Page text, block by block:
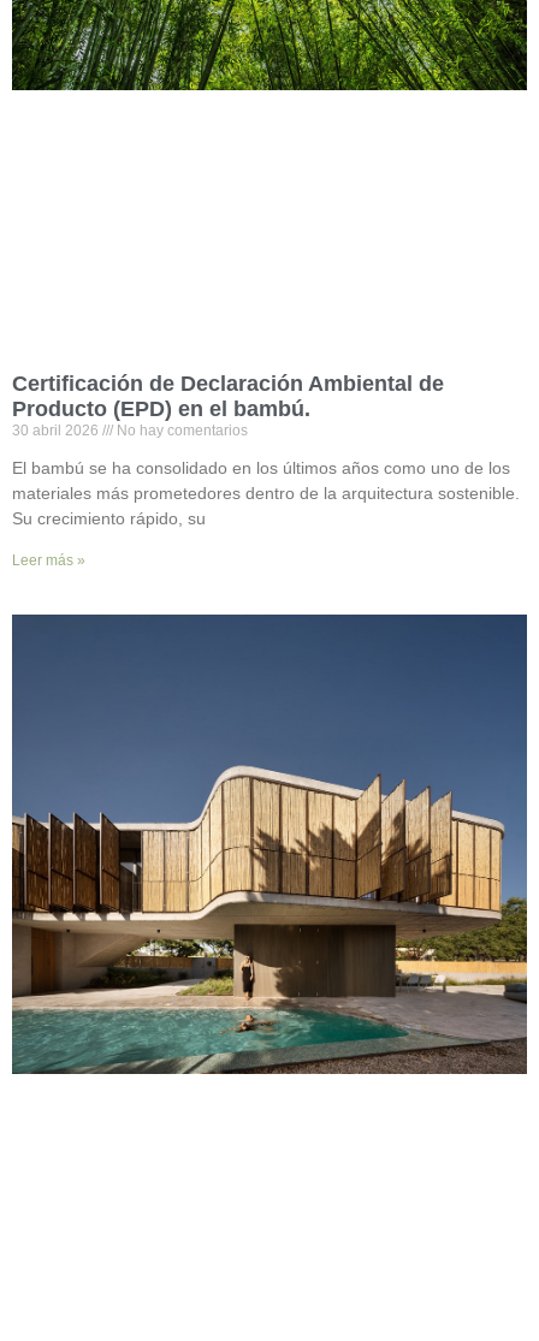
Certificación de Declaración Ambiental de
Producto (EPD) en el bambú.
30 abril 2026 No hay comentarios
El bambú se ha consolidado en los últimos años como uno de los
materiales más prometedores dentro de la arquitectura sostenible.
Su crecimiento rápido, su
Leer más »